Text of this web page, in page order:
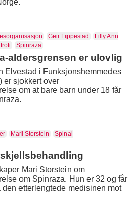
Geir Lippestad
Lilly Ann
Spinraza
aldersgrensen er ulovlig
Elvestad i Funksjonshemmedes
er sjokkert over
om at bare barn under 18 får
Mari Storstein
Spinal
Mari Storstein om
om Spinraza. Hun er 32 og får
etterlengtede medisinen mot